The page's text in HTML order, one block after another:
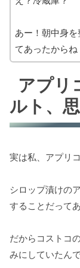
あー！朝中身
てあったからね
アプリ
ルト、
実は私、アプリ
シロップ漬けの
することだって
だからコストコ
みにしていたん